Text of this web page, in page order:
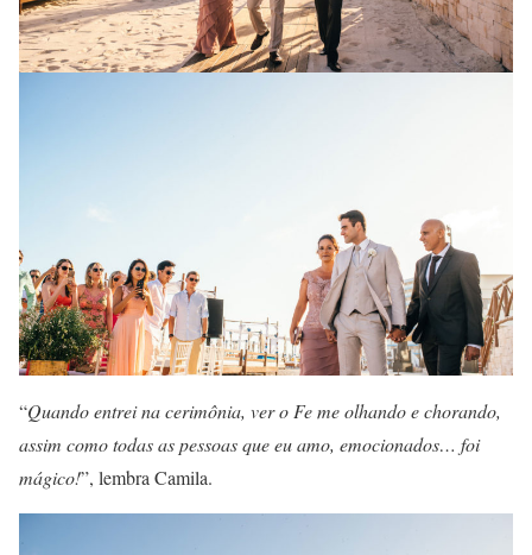
“Quando entrei na cerimônia, ver o Fe me olhando e chorando,
assim como todas as pessoas que eu amo, emocionados… foi
mágico!”, lembra Camila.